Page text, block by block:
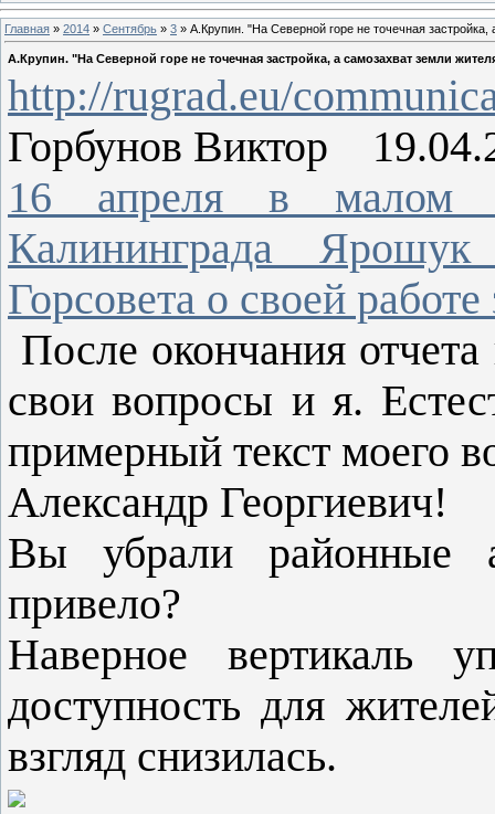
Главная » 2014 » Сентябрь » 3 » А.Крупин. "На Северной горе не точечная
А.Крупин. "На Северной горе не точечная застройка, а самозахват земли
http://rugrad.eu/
Горбунов Виктор
16 апреля в малом
Калининграда
Горсовета о своей работе
После окончания
свои вопросы и я.
примерный текст моего
Александр Георгиевич!
Вы убрали районные
привело?
Наверное вертикаль
доступность для
взгляд снизилась.